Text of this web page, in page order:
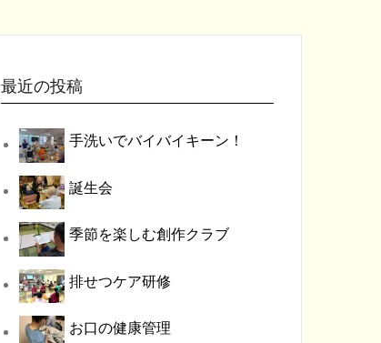
最近の投稿
手洗いでバイバイキーン！
誕生会
季節を楽しむ創作クラブ
排せつケア研修
お口の健康管理